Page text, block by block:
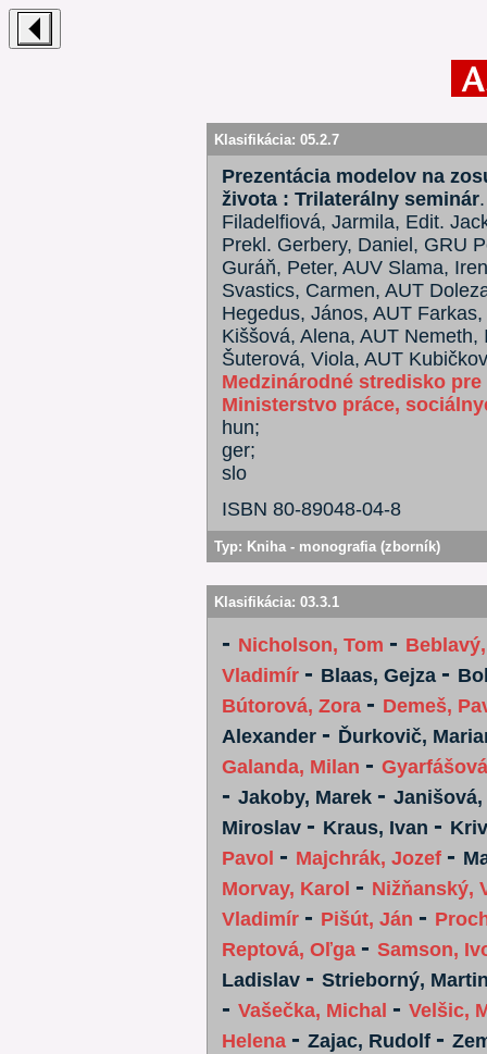
Klasifikácia: 05.2.7
Prezentácia modelov na
života : Trilaterálny seminár
Filadelfiová, Jarmila, Edit.
Prekl. Gerbery, Daniel, GRU
Guráň, Peter, AUV Slama,
Svastics, Carmen, AUT
Hegedus, János, AUT
Kiššová, Alena, AUT
Šuterová, Viola, AUT
Medzinárodné stredisko
Ministerstvo práce,
hun;
ger;
slo
ISBN 80-89048-04-8
Typ: Kniha - monografia (zborník)
Klasifikácia: 03.3.1
- Nicholson, Tom -
Vladimír - Blaas, Gejza -
Bútorová, Zora - Demeš,
Alexander - Ďurkovič,
Galanda, Milan -
- Jakoby, Marek -
Miroslav - Kraus, Ivan -
Pavol - Majchrák, Jozef -
Morvay, Karol - Nižňanský,
Vladimír - Pišút, Ján -
Reptová, Oľga - Samson,
Ladislav - Strieborný,
- Vašečka, Michal - Velšic,
Helena - Zajac, Rudolf -